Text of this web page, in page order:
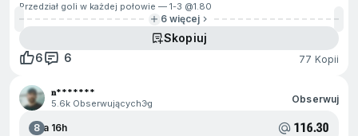
Przedział goli w każdej połowie — 1-3 @1.80
6 więcej
Skopiuj
6
6 77 Kopii
𝐧*******
5.6k Obserwujących3g Obserwuj
8Za 16h 116.30